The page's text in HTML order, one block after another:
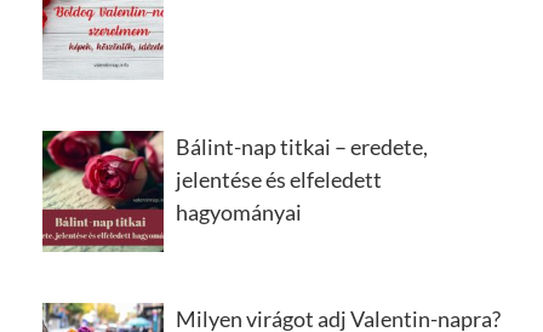
Bálint-nap titkai – eredete,
jelentése és elfeledett
hagyományai
Milyen virágot adj Valentin-napra?